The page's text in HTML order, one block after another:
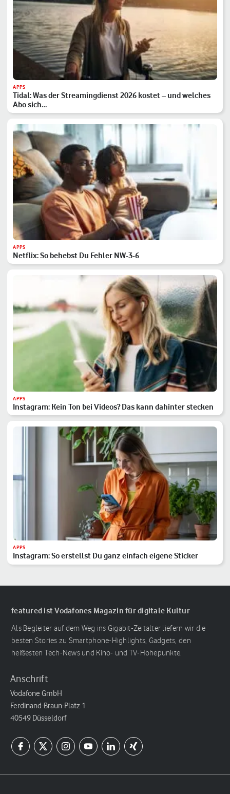
APPS
Tidal: Was der Streamingdienst 2026 kostet – und welches
Abo sich…
APPS
Netflix: So behebst Du Fehler NW-3-6
APPS
Instagram: Kein Ton bei Videos? Das kann dahinter stecken
APPS
Instagram: So erstellst Du ganz einfach eigene Sticker
featured ist Vodafones Magazin für digitale Kultur
Als Begleiter auf dem Weg ins Gigabit-Zeitalter liefern wir die
besten Stories zu Smartphone-Highlights, Gadgets, den
heißesten Tech-News und Kino- und TV-Höhepunkte.
Anschrift
Vodafone GmbH
Ferdinand-Braun-Platz 1
40549 Düsseldorf